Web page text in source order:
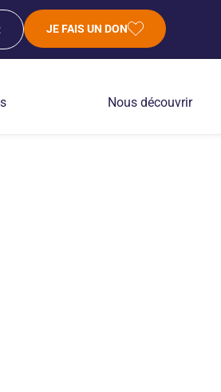
JE FAIS UN DON
Nous découvrir